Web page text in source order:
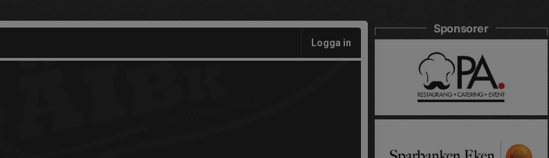
Logga in
Sponsorer